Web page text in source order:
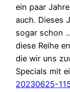
ein paar
auch. Dieses
sogar schon
diese Reihe
die wir uns
Specials mit
20230625-